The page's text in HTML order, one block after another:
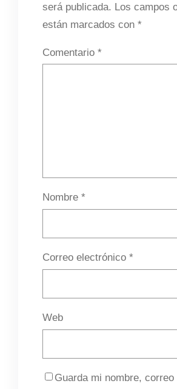
será publicada. Los campos
están marcados con *
Comentario *
Nombre *
Correo electrónico *
Web
Guarda mi nombre,